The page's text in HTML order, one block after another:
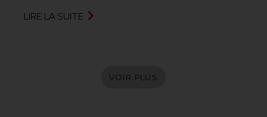
LIRE LA SUITE
VOIR PLUS